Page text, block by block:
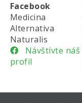
Facebook
Medicina
Alternativa
Naturalis
Návštívte náš
profil